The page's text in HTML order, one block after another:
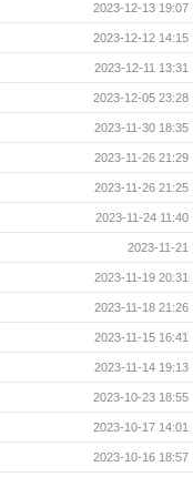
2023-12-13 19:07
2023-12-12 14:15
2023-12-11 13:31
2023-12-05 23:28
2023-11-30 18:35
2023-11-26 21:29
2023-11-26 21:25
2023-11-24 11:40
2023-11-21
2023-11-19 20:31
2023-11-18 21:26
2023-11-15 16:41
2023-11-14 19:13
2023-10-23 18:55
2023-10-17 14:01
2023-10-16 18:57